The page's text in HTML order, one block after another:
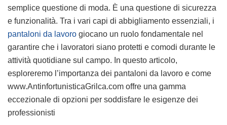
semplice questione di moda. È una questione di sicurezza
e funzionalità. Tra i vari capi di abbigliamento essenziali, i
pantaloni da lavoro giocano un ruolo fondamentale nel
garantire che i lavoratori siano protetti e comodi durante le
attività quotidiane sul campo. In questo articolo,
esploreremo l’importanza dei pantaloni da lavoro e come
www.AntinfortunisticaGrilca.com offre una gamma
eccezionale di opzioni per soddisfare le esigenze dei
professionisti